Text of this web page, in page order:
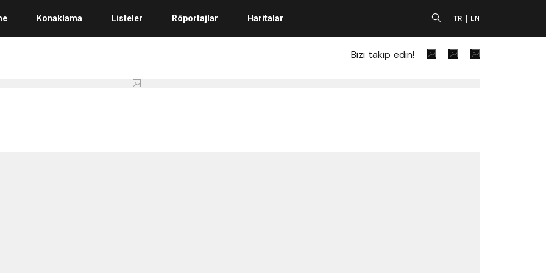
Konaklama Listeler Röportajlar Haritalar A TR EN
Bizi takip edin!